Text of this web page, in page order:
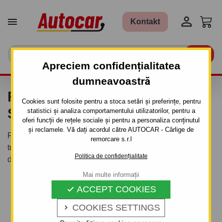
Apreciem confidențialitatea
dumneavoastră
Cookies sunt folosite pentru a stoca setări și preferințe, pentru
statistici și analiza comportamentului utilizatorilor, pentru a
oferi funcții de rețele sociale și pentru a personaliza conținutul
și reclamele. Vă dați acordul către AUTOCAR - Cârlige de
remorcare s.r.l
Politica de confidențialitate
 COOKIES SETTINGS
 ACCEPT COOKIES
Mai multe informații
 Kontakt 
REMORCI TRANSPORT
STUPI
Remorcile de transport pentru stupi oferă apicultorilor
transportul ușor al stupilor într-o nouă locație. Oferim
diverse remorci de la producătorul Wiola.
Ups, momentan nu sunt produse
pentru aceasta categorie.